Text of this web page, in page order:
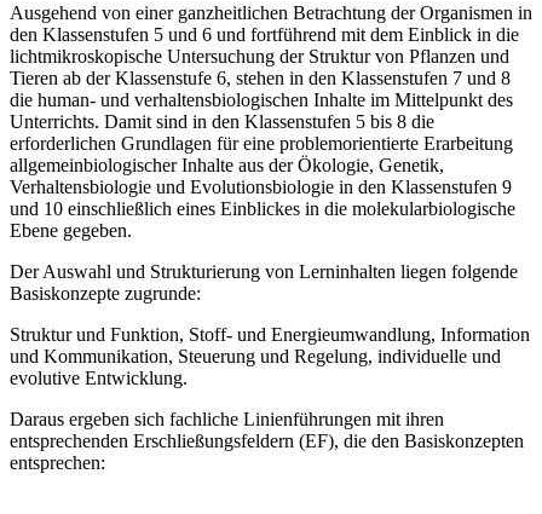
Ausgehend von einer ganzheitlichen Betrachtung der Organismen in
den Klassenstufen 5 und 6 und fortführend mit dem Einblick in die
lichtmikroskopische Untersuchung der Struktur von Pflanzen und
Tieren ab der Klassenstufe 6, stehen in den Klassenstufen 7 und 8
die human- und verhaltensbiologischen Inhalte im Mittelpunkt des
Unterrichts. Damit sind in den Klassenstufen 5 bis 8 die
erforderlichen Grundlagen für eine problemorientierte Erarbeitung
allgemeinbiologischer Inhalte aus der Ökologie, Genetik,
Verhaltensbiologie und Evolutionsbiologie in den Klassenstufen 9
und 10 einschließlich eines Einblickes in die molekularbiologische
Ebene gegeben.
Der Auswahl und Strukturierung von Lerninhalten liegen folgende
Basiskonzepte zugrunde:
Struktur und Funktion, Stoff- und Energieumwandlung, Information
und Kommunikation, Steuerung und Regelung, individuelle und
evolutive Entwicklung.
Daraus ergeben sich fachliche Linienführungen mit ihren
entsprechenden Erschließungsfeldern (EF), die den Basiskonzepten
entsprechen: